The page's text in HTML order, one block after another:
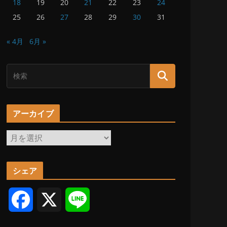
18
19 20 21 22 23
24
25
26 27 28 29 30 31
« 4月 6月 »
アーカイブ
ア
ー
カ
ブ
シェア